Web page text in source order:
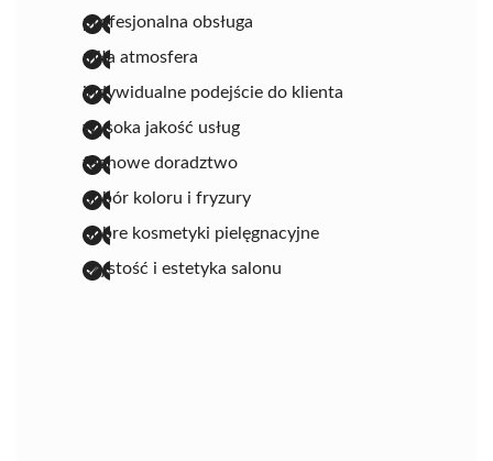
profesjonalna obsługa
miła atmosfera
indywidualne podejście do klienta
wysoka jakość usług
fachowe doradztwo
dobór koloru i fryzury
dobre kosmetyki pielęgnacyjne
czystość i estetyka salonu